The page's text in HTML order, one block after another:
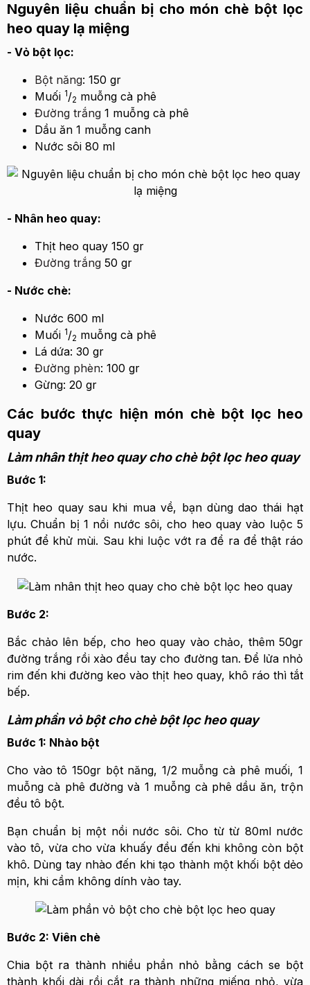
Nguyên liệu chuẩn bị cho món chè bột lọc
heo quay lạ miệng
- Vỏ bột lọc:
Bột năng: 150 gr
Muối 1/2 muỗng cà phê
Đường trắng 1 muỗng cà phê
Dầu ăn 1 muỗng canh
Nước sôi 80 ml
- Nhân heo quay:
Thịt heo quay 150 gr
Đường trắng 50 gr
- Nước chè:
Nước 600 ml
Muối 1/2 muỗng cà phê
Lá dứa: 30 gr
Đường phèn: 100 gr
Gừng: 20 gr
Các bước thực hiện món chè bột lọc heo
quay
Làm nhân thịt heo quay cho chè bột lọc heo quay
Bước 1:
Thịt heo quay sau khi mua về, bạn dùng dao thái hạt
lựu. Chuẩn bị 1 nồi nước sôi, cho heo quay vào luộc 5
phút để khử mùi. Sau khi luộc vớt ra để ra để thật ráo
nước.
Bước 2:
Bắc chảo lên bếp, cho heo quay vào chảo, thêm 50gr
đường trắng rồi xào đều tay cho đường tan. Để lửa nhỏ
rim đến khi đường keo vào thịt heo quay, khô ráo thì tắt
bếp.
Làm phần vỏ bột cho chè bột lọc heo quay
Bước 1: Nhào bột
Cho vào tô 150gr bột năng, 1/2 muỗng cà phê muối, 1
muỗng cà phê đường và 1 muỗng cà phê dầu ăn, trộn
đều tô bột.
Bạn chuẩn bị một nồi nước sôi. Cho từ từ 80ml nước
vào tô, vừa cho vừa khuấy đều đến khi không còn bột
khô. Dùng tay nhào đến khi tạo thành một khối bột dẻo
mịn, khi cầm không dính vào tay.
Bước 2: Viên chè
Chia bột ra thành nhiều phần nhỏ bằng cách se bột
thành khối dài rồi cắt ra thành những miếng nhỏ, vừa